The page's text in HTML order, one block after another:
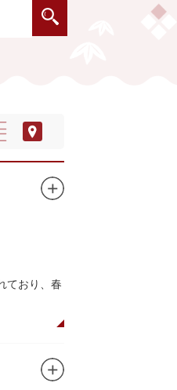
ており、春
。また、
トです。